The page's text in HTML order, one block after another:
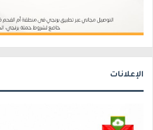
الإعلانات